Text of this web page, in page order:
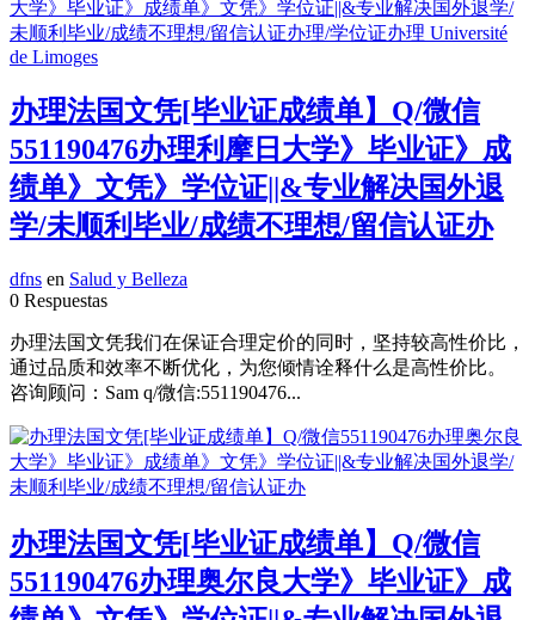
办理法国文凭[毕业证成绩单】Q/微信
551190476办理利摩日大学》毕业证》成
绩单》文凭》学位证||&专业解决国外退
学/未顺利毕业/成绩不理想/留信认证办
dfns en Salud y Belleza
0 Respuestas
办理法国文凭我们在保证合理定价的同时，坚持较高性价比，
通过品质和效率不断优化，为您倾情诠释什么是高性价比。
咨询顾问：Sam q/微信:551190476...
办理法国文凭[毕业证成绩单】Q/微信
551190476办理奥尔良大学》毕业证》成